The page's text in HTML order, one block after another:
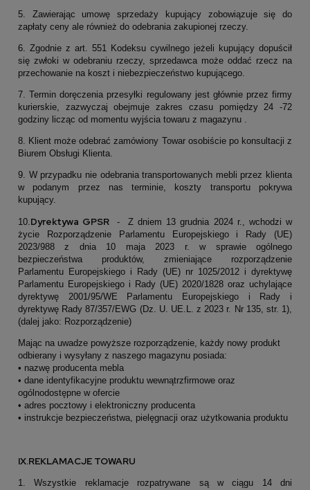
5. Zawierając umowę sprzedaży kupujący zobowiązuje się do
zapłaty ceny ale również do odebrania zakupionej rzeczy.
6. Zgodnie z art. 551 Kodeksu cywilnego jeżeli kupujący dopuścił
się zwłoki w odebraniu rzeczy, sprzedawca może oddać rzecz na
przechowanie na koszt i niebezpieczeństwo kupującego.
7. Termin doręczenia przesyłki regulowany jest głównie przez firmy
kurierskie, zazwyczaj obejmuje zakres czasu pomiędzy 24 -72
godziny licząc od momentu wyjścia towaru z magazynu .
8. Klient może odebrać zamówiony Towar osobiście po konsultacji z
Biurem Obsługi Klienta.
9. W przypadku nie odebrania transportowanych mebli przez klienta
w podanym przez nas terminie, koszty transportu pokrywa
kupujący.
10.Dyrektywa GPSR
- Z dniem 13 grudnia 2024 r., wchodzi w
życie Rozporządzenie Parlamentu Europejskiego i Rady (UE)
2023/988 z dnia 10 maja 2023 r. w sprawie ogólnego
bezpieczeństwa produktów, zmieniające rozporządzenie
Parlamentu Europejskiego i Rady (UE) nr 1025/2012 i dyrektywę
Parlamentu Europejskiego i Rady (UE) 2020/1828 oraz uchylające
dyrektywę 2001/95/WE Parlamentu Europejskiego i Rady i
dyrektywę Rady 87/357/EWG (Dz. U. UE.L. z 2023 r. Nr 135, str. 1),
(dalej jako: Rozporządzenie)
Mając na uwadze powyższe rozporządzenie, każdy nowy produkt
odbierany i wysyłany z naszego magazynu posiada:
• nazwę producenta mebla
• dane identyfikacyjne produktu wewnątrzfirmowe oraz
ogólnodostępne w ofercie
• adres pocztowy i elektroniczny producenta
• instrukcje bezpieczeństwa, pielęgnacji oraz użytkowania produktu
IX.REKLAMACJE TOWARU
1. Wszystkie reklamacje rozpatrywane są w ciągu 14 dni